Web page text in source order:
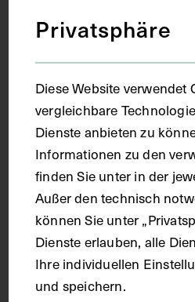
Wien
Papier
Technik
Aquarell
Maße
Privatsphäre
Diese Website verwendet
vergleichbare
Dienste anbieten zu
Informationen zu den
finden Sie unter in der
Außer den technisch
können Sie unter
Dienste erlauben, alle
Ihre individuellen
und speichern.